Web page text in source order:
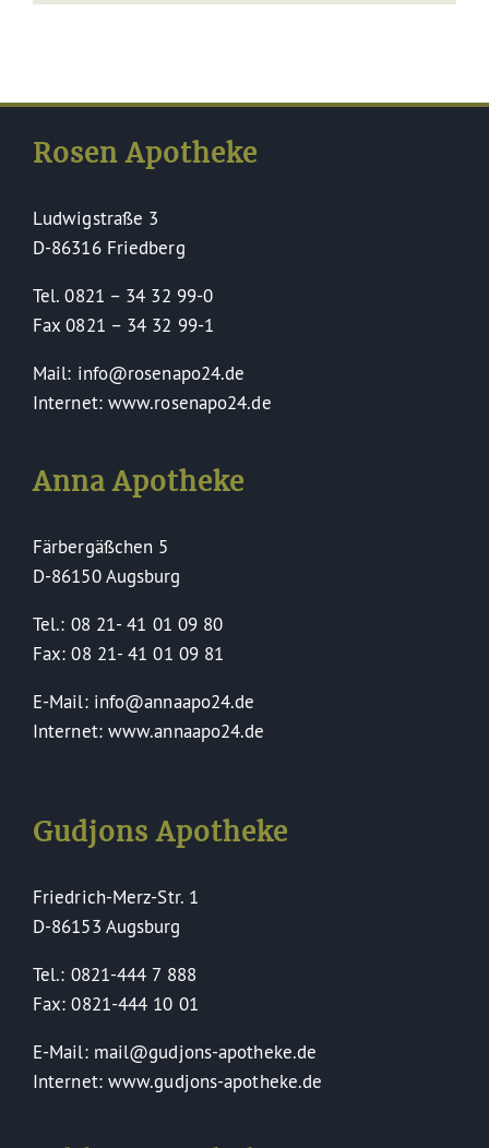
Rosen Apotheke
Ludwigstraße 3
D-86316 Friedberg
Tel. 0821 – 34 32 99-0
Fax 0821 – 34 32 99-1
Mail: info@rosenapo24.de
Internet: www.rosenapo24.de
Anna Apotheke
Färbergäßchen 5
D-86150 Augsburg
Tel.: 08 21- 41 01 09 80
Fax: 08 21- 41 01 09 81
E-Mail: info@annaapo24.de
Internet: www.annaapo24.de
Gudjons Apotheke
Friedrich-Merz-Str. 1
D-86153 Augsburg
Tel.: 0821-444 7 888
Fax: 0821-444 10 01
E-Mail: mail@gudjons-apotheke.de
Internet: www.gudjons-apotheke.de